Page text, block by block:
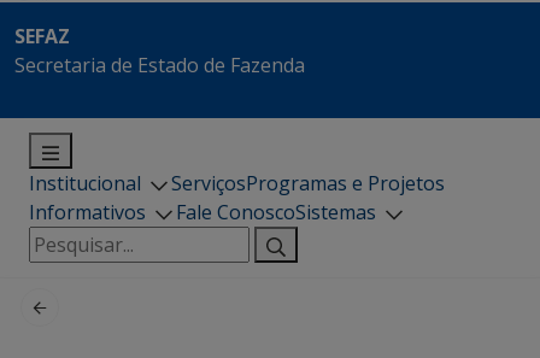
SEFAZ
Secretaria de Estado de Fazenda
Institucional ServiçosProgramas e Projetos
Informativos
Fale ConoscoSistemas
Pesquisar
por: